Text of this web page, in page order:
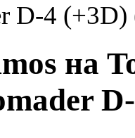
D-4 (+3D)
на